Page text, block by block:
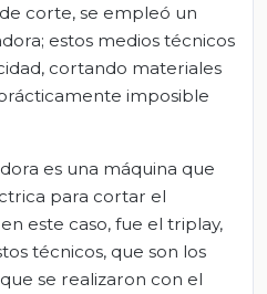
corte, se empleó un
estos medios técnicos
cortando materiales
imposible
es una máquina que
para cortar el
este caso, fue el triplay,
técnicos, que son los
se realizaron con el